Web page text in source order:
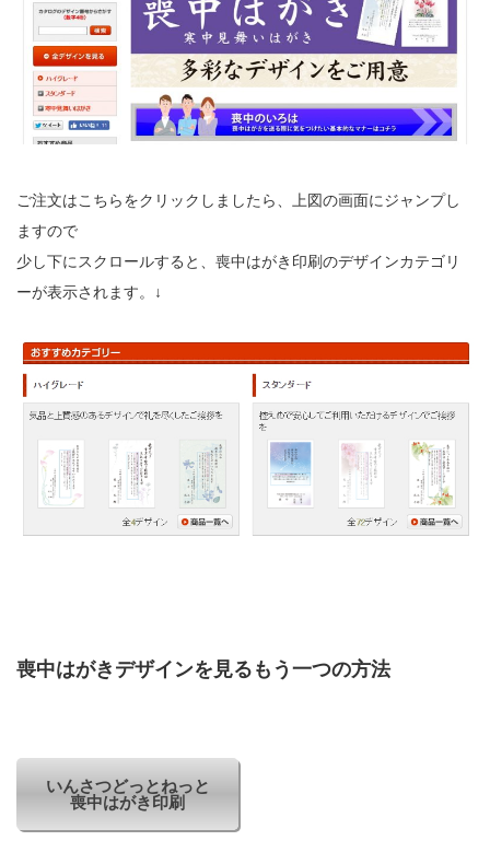
ご注文はこちらをクリックしましたら、上図の画面にジャンプし
ますので
少し下にスクロールすると、喪中はがき印刷のデザインカテゴリ
ーが表示されます。↓
喪中はがきデザインを見るもう一つの方法
いんさつどっとねっと
喪中はがき印刷